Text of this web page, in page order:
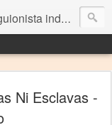
independiente
Ni Esclavas -